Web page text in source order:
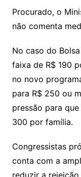
Procurado, o
não comenta
No caso do
faixa de R$ 190
no novo
para R$ 250 ou
pressão para
300 por família.
Congressistas
conta com a